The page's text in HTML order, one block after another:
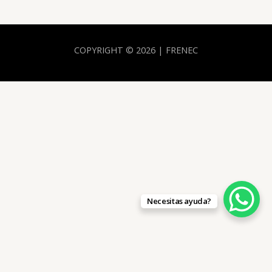
COPYRIGHT © 2026 | FRENEC
Necesitas ayuda?